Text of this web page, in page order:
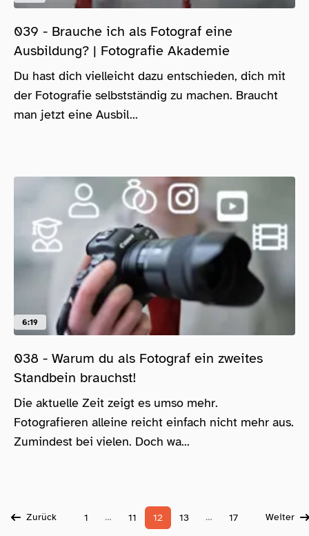
039 - Brauche ich als Fotograf eine
Ausbildung? | Fotografie Akademie
Du hast dich vielleicht dazu entschieden, dich mit
der Fotografie selbstständig zu machen. Braucht
man jetzt eine Ausbil...
6:19
038 - Warum du als Fotograf ein zweites
Standbein brauchst!
Die aktuelle Zeit zeigt es umso mehr.
Fotografieren alleine reicht einfach nicht mehr aus.
Zumindest bei vielen. Doch wa...
Zurück 1 … 11 12 13 … 17 Weiter